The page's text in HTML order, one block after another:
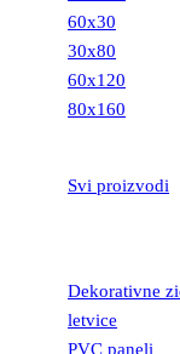
60x30
30x80
60x120
80x160
Svi proizvodi
Dekorativne
letvice
PVC paneli